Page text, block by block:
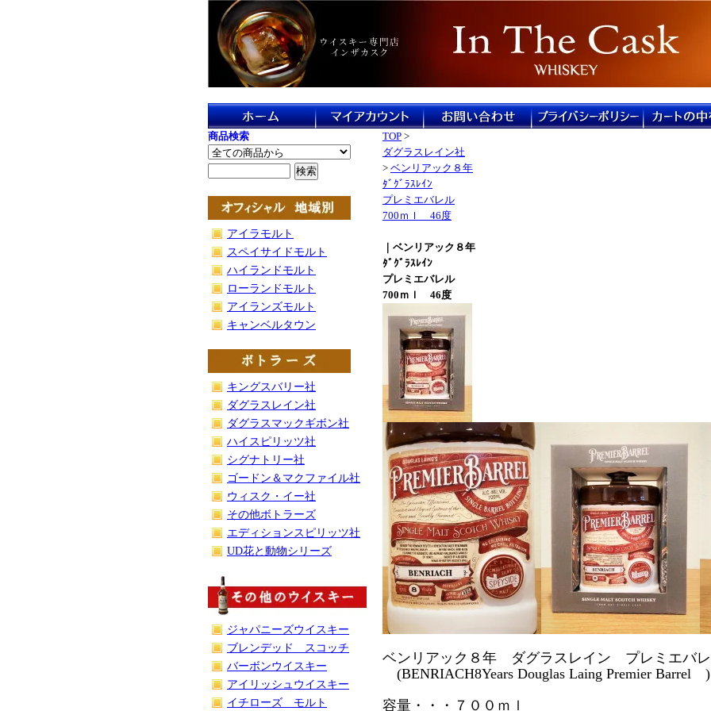
商品検索
アイラモルト
スペイサイドモルト
ハイランドモルト
ローランドモルト
アイランズモルト
キャンベルタウン
キングスバリー社
ダグラスレイン社
ダグラスマックギボン社
ハイスピリッツ社
シグナトリー社
ゴードン＆マクファイル社
ウィスク・イー社
その他ボトラーズ
エディションスピリッツ社
UD花と動物シリーズ
ジャパニーズウイスキー
ブレンデッド スコッチ
バーボンウイスキー
アイリッシュウイスキー
イチローズ モルト
TOP >
ダグラスレイン社
> ベンリアック８年
ﾀﾞｸﾞﾗｽﾚｲﾝ
プレミエバレル
700ｍｌ 46度
｜ベンリアック８年
ﾀﾞｸﾞﾗｽﾚｲﾝ
プレミエバレル
700ｍｌ 46度
ベンリアック８年 ダグラスレイン プレミエバ
(BENRIACH8Years Douglas Laing Premier Barrel )
容量・・・７００ｍｌ